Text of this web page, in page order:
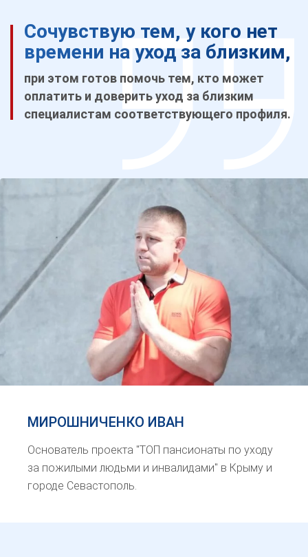
Сочувствую тем, у кого нет
времени на уход за близким,
при этом готов помочь тем, кто может
оплатить и доверить уход за близким
специалистам соответствующего профиля.
МИРОШНИЧЕНКО ИВАН
Основатель проекта "ТОП пансионаты по уходу
за пожилыми людьми и инвалидами" в Крыму и
городе Севастополь.